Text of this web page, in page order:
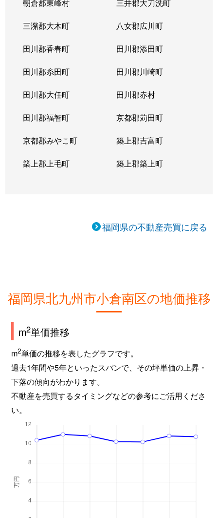
朝倉郡東峰村 三井郡大刀洗町
三潴郡大木町 八女郡広川町
田川郡香春町 田川郡添田町
田川郡糸田町 田川郡川崎町
田川郡大任町 田川郡赤村
田川郡福智町 京都郡苅田町
京都郡みやこ町 築上郡吉富町
築上郡上毛町 築上郡築上町
福岡県の不動産売買に戻る
福岡県北九州市小倉南区の地価推移
m2単価推移
m2単価の推移を表したグラフです。
過去1年間や5年といったスパンで、その坪単価の上昇・
下落の傾向がわかります。
不動産を売買するタイミングなどの参考にご活用くださ
い。